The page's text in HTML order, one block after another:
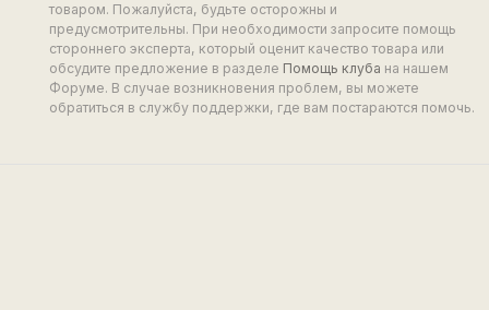
товаром. Пожалуйста, будьте осторожны и
предусмотрительны. При необходимости запросите помощь
стороннего эксперта, который оценит качество товара или
обсудите предложение в разделе Помощь клуба на нашем
Форуме. В случае возникновения проблем, вы можете
обратиться в службу поддержки, где вам постараются помочь.